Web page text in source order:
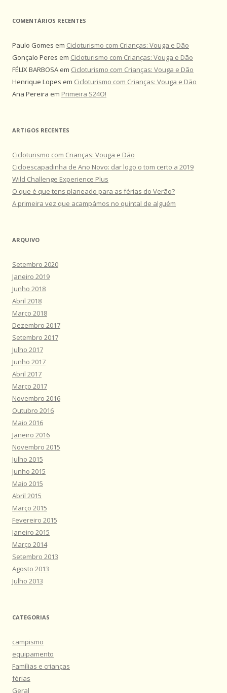
COMENTÁRIOS RECENTES
Paulo Gomes em Cicloturismo com Crianças: Vouga e Dão
Gonçalo Peres em Cicloturismo com Crianças: Vouga e Dão
FÉLIX BARBOSA em Cicloturismo com Crianças: Vouga e Dão
Henrique Lopes em Cicloturismo com Crianças: Vouga e Dão
Ana Pereira em Primeira S24O!
ARTIGOS RECENTES
Cicloturismo com Crianças: Vouga e Dão
Cicloescapadinha de Ano Novo: dar logo o tom certo a 2019
Wild Challenge Experience Plus
O que é que tens planeado para as férias do Verão?
A primeira vez que acampámos no quintal de alguém
ARQUIVO
Setembro 2020
Janeiro 2019
Junho 2018
Abril 2018
Março 2018
Dezembro 2017
Setembro 2017
Julho 2017
Junho 2017
Abril 2017
Março 2017
Novembro 2016
Outubro 2016
Maio 2016
Janeiro 2016
Novembro 2015
Julho 2015
Junho 2015
Maio 2015
Abril 2015
Março 2015
Fevereiro 2015
Janeiro 2015
Março 2014
Setembro 2013
Agosto 2013
Julho 2013
CATEGORIAS
campismo
equipamento
Famílias e crianças
férias
Geral